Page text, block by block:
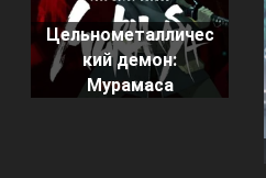
Цельнометалличес
кий демон:
Мурамаса